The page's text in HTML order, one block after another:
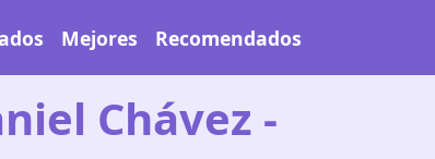
Mejores Recomendados
Chávez -